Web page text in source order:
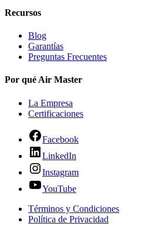
Recursos
Blog
Garantías
Preguntas Frecuentes
Por qué Air Master
La Empresa
Certificaciones
Facebook
LinkedIn
Instagram
YouTube
Términos y Condiciones
Política de Privacidad